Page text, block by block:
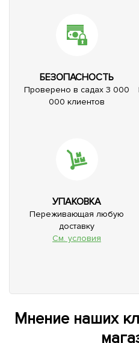
БЕЗОПАСНОСТЬ
Проверено в садах 3 000
000 клиентов
УПАКОВКА
Переживающая любую
доставку
См. условия
Мнение наших